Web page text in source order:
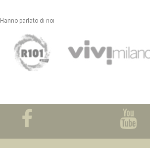
Veloci e professionali!
Veloci e professionali!
Hanno parlato di noi